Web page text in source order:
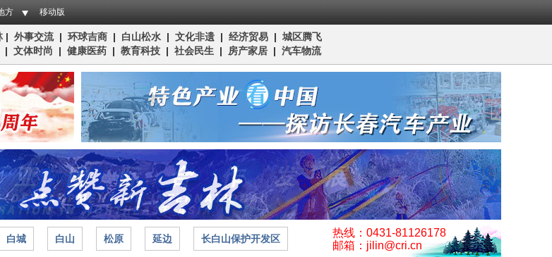
方 移动版
| 外事交流| 环球吉商 | 白山松水 | 文化非遗 | 经济贸易 | 城区腾飞
| 文体时尚 | 健康医药 | 教育科技 | 社会民生 | 房产家居 | 汽车物流
白城 白山 松原 延边 长白山保护开发区
热线：0431-81126178
邮箱：jilin@cri.cn